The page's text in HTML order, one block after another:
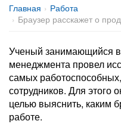
Главная
Работа
Браузер расскажет о
Ученый занимающийся в
менеджмента провел
самых
сотрудников. Для этого
целью выяснить, каким
работе.